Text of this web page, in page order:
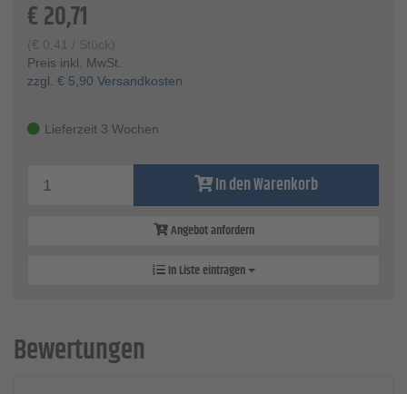
€20,71
(€ 0,41 / Stück)
Preis inkl. MwSt.
zzgl. € 5,90 Versandkosten
Lieferzeit 3 Wochen
In den Warenkorb
Angebot anfordern
In Liste eintragen
Bewertungen